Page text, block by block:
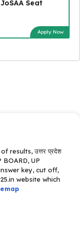
JoSAA Seat
Apply Now
results, उत्तर प्रदेश
BOARD, UP
key, cut off,
website which